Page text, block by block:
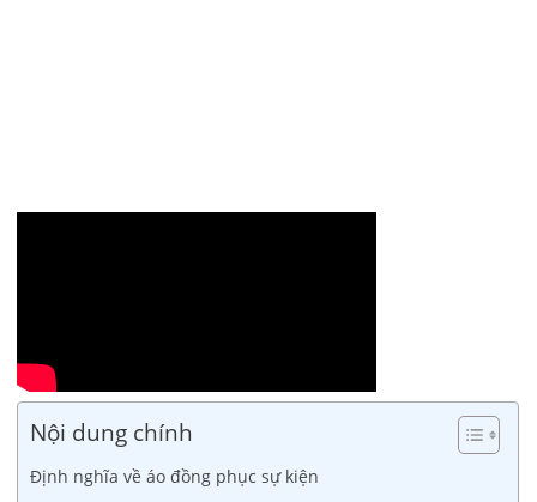
Nội dung chính
Định nghĩa về áo đồng phục sự kiện